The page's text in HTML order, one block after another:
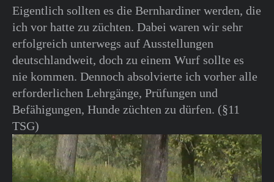
Eigentlich sollten es die Bernhardiner werden, die
ich vor hatte zu züchten. Dabei waren wir sehr
erfolgreich unterwegs auf Ausstellungen
deutschlandweit, doch zu einem Wurf sollte es
nie kommen. Dennoch absolvierte ich vorher alle
erforderlichen Lehrgänge, Prüfungen und
Befähigungen, Hunde züchten zu dürfen. (§11
TSG)